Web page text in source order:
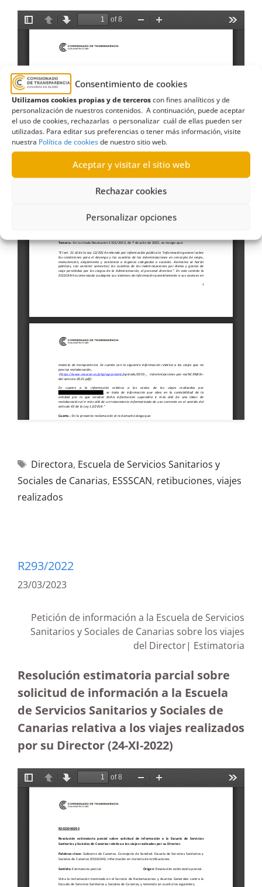
Consentimiento de cookies
Utilizamos cookies propias y de terceroscon fines analíticos y de
personalización de nuestros contenidos. A continuación, puede aceptar
el uso de cookies, rechazarlas o personalizar cuál de ellas pueden ser
utilizadas. Para editar sus preferencias o tener más información, visite
nuestra Política de cookiesde nuestro sitio web.
Aceptar y visitar el sitio web
Rechazar cookies
Personalizar opciones
Directora, Escuela de Servicios Sanitarios y
Sociales de Canarias, ESSSCAN, retibuciones, viajes
realizados
R293/2022
23/03/2023
Petición de información a la Escuela de Servicios
Sanitarios y Sociales de Canarias sobre los viajes
del Director| Estimatoria
Resolución estimatoria parcial sobre
solicitud de información a la Escuela
de Servicios Sanitarios y Sociales de
Canarias relativa a los viajes realizados
por su Director (24-XI-2022)